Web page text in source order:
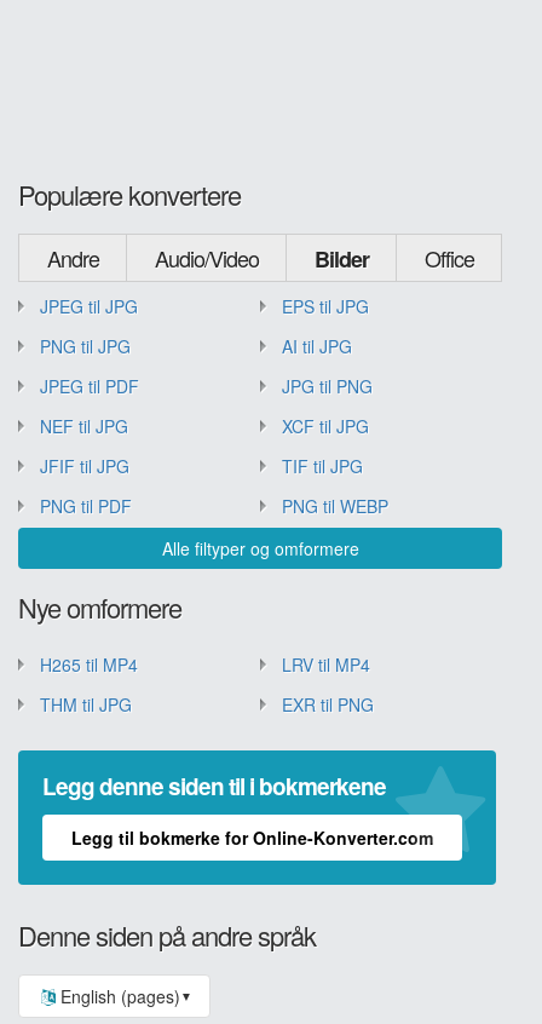
Populære konvertere
Andre Audio/Video Bilder Office
JPEG til JPG
EPS til JPG
PNG til JPG
AI til JPG
JPEG til PDF
JPG til PNG
NEF til JPG
XCF til JPG
JFIF til JPG
TIF til JPG
PNG til PDF
PNG til WEBP
Alle filtyper og omformere
Nye omformere
H265 til MP4
LRV til MP4
THM til JPG
EXR til PNG
Legg denne siden til i bokmerkene
Legg til bokmerke for Online-Konverter.com
Denne siden på andre språk
English (pages) ▼